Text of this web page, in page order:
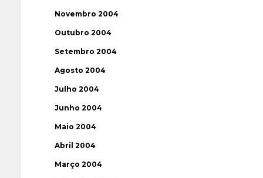
Novembro 2004
Outubro 2004
Setembro 2004
Agosto 2004
Julho 2004
Junho 2004
Maio 2004
Abril 2004
Março 2004